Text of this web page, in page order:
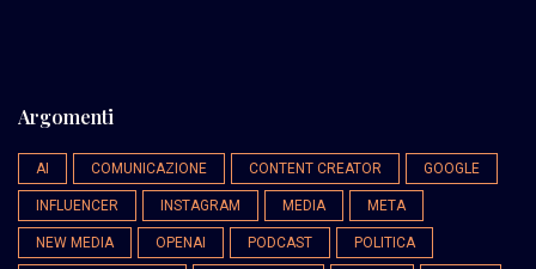
Argomenti
AI COMUNICAZIONE CONTENT CREATOR GOOGLE
INFLUENCER INSTAGRAM MEDIA META
NEW MEDIA OPENAI PODCAST POLITICA